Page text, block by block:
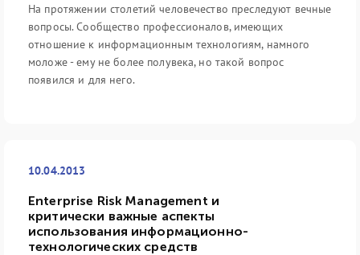
На протяжении столетий человечество преследуют вечные
вопросы. Сообщество профессионалов, имеющих
отношение к информационным технологиям, намного
моложе - ему не более полувека, но такой вопрос
появился и для него.
10.04.2013
Enterprise Risk Management и
критически важные аспекты
использования информационно-
технологических средств